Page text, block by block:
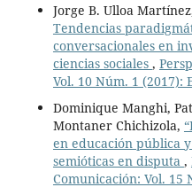
Jorge B. Ulloa
Tendencias
conversacionales en
ciencias sociales ,
Vol. 10 Núm. 1 (2017):
Dominique Manghi,
Montaner Chichizola,
en educación pública
semióticas en disputa ,
Comunicación: Vol. 15